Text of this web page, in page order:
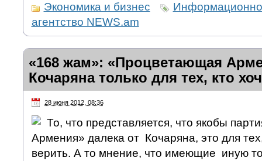
Экономика и бизнес
агентство NEWS.am
«168 жам»: «Процветающая
Кочаряна только для тех, кто
28 июня 2012, 08:36
То, что представляется, что якобы
Армения» далека от Кочаряна, это для тех,
верить. А то мнение, что имеющие иную